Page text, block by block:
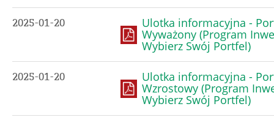
2025-01-20 Ulotka informacyjna -
Wyważony (Program
Wybierz Swój Portfel)
2025-01-20 Ulotka informacyjna -
Wzrostowy (Program
Wybierz Swój Portfel)